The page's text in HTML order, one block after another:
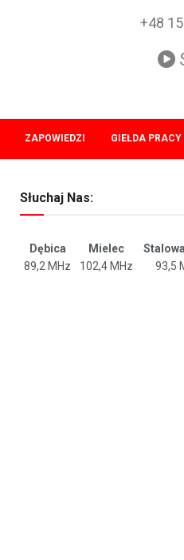
+48
ZAPOWIEDZI GIEŁDA PRACY
Słuchaj Nas:
Dębica Mielec
89,2 MHz
102,4 MHz 93,5